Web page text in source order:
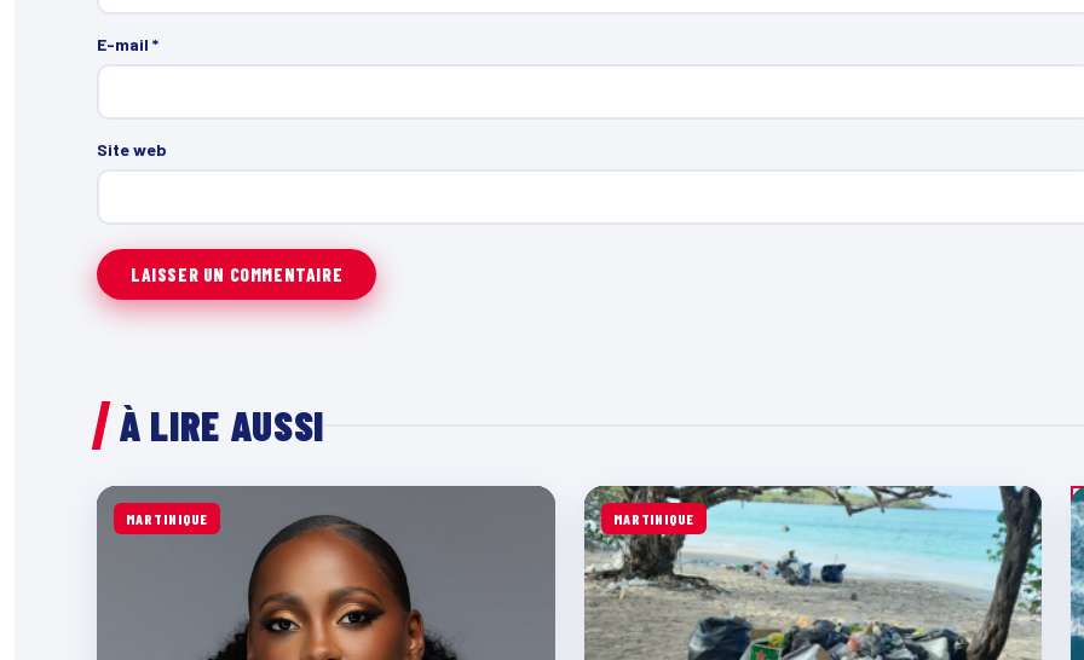
E-mail *
Site web
À LIRE AUSSI
MARTINIQUE MARTINIQUE